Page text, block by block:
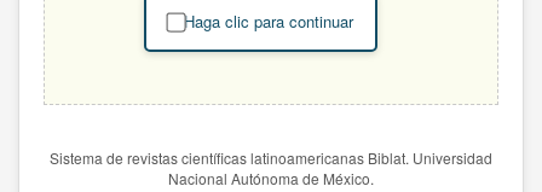
Haga clic para continuar
Sistema de revistas científicas latinoamericanas Biblat. Universidad
Nacional Autónoma de México.